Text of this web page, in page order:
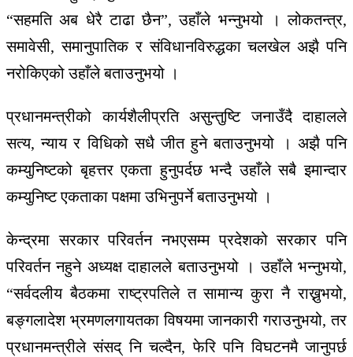
“सहमति अब धेरै टाढा छैन”, उहाँले भन्नुभयो । लोकतन्त्र,
समावेसी, समानुपातिक र संविधानविरुद्धका चलखेल अझै पनि
नरोकिएको उहाँले बताउनुभयो ।
प्रधानमन्त्रीको कार्यशैलीप्रति असुन्तुष्टि जनाउँदै दाहालले
सत्य, न्याय र विधिको सधै जीत हुने बताउनुभयो । अझै पनि
कम्युनिष्टको बृहत्तर एकता हुनुपर्दछ भन्दै उहाँले सबै इमान्दार
कम्युनिष्ट एकताका पक्षमा उभिनुपर्ने बताउनुभयो ।
केन्द्रमा सरकार परिवर्तन नभएसम्म प्रदेशको सरकार पनि
परिवर्तन नहुने अध्यक्ष दाहालले बताउनुभयो । उहाँले भन्नुभयो,
“सर्वदलीय बैठकमा राष्ट्रपतिले त सामान्य कुरा नै राख्नुभयो,
बङ्गलादेश भ्रमणलगायतका विषयमा जानकारी गराउनुभयो, तर
प्रधानमन्त्रीले संसद् नि चल्दैन, फेरि पनि विघटनमै जानुपर्छ